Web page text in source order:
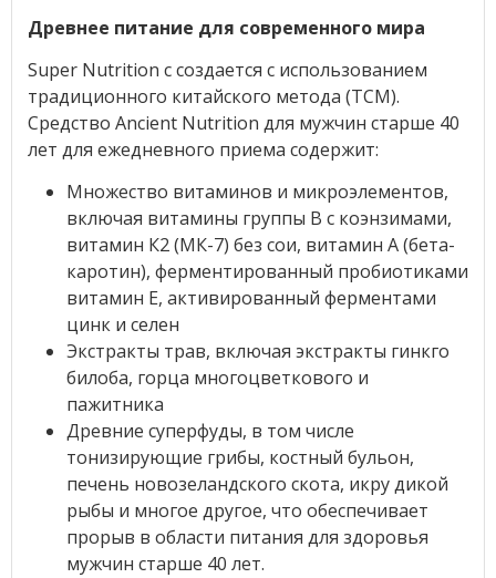
Древнее питание для современного мира
Super Nutrition с создается с использованием
традиционного китайского метода (TCM).
Средство Ancient Nutrition для мужчин старше 40
лет для ежедневного приема содержит:
Множество витаминов и микроэлементов,
включая витамины группы В с коэнзимами,
витамин К2 (МК-7) без сои, витамин А (бета-
каротин), ферментированный пробиотиками
витамин Е, активированный ферментами
цинк и селен
Экстракты трав, включая экстракты гинкго
билоба, горца многоцветкового и
пажитника
Древние суперфуды, в том числе
тонизирующие грибы, костный бульон,
печень новозеландского скота, икру дикой
рыбы и многое другое, что обеспечивает
прорыв в области питания для здоровья
мужчин старше 40 лет.